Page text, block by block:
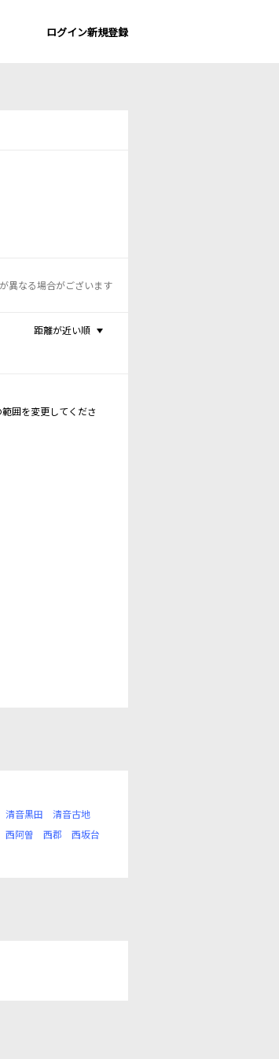
ログイン新規登録
異なる場合がございます
距離が近い順
囲を変更してくださ
清音黒田
清音古地
西阿曽 西郡
西坂台